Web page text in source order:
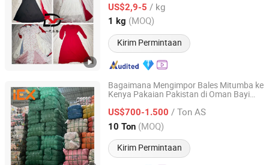
US$2,9-5 / kg
1 kg (MOQ)
Kirim Permintaan
Sichuan, China Harga mulai 2024
Bagaimana Mengimpor Bales Mitumba ke
Kenya Pakaian Pakistan di Oman Bayi
US$700-1.500 / Ton AS
10 Ton (MOQ)
Kirim Permintaan
Guangdong Hissen Resources Recycling Co., Ltd.
Guangdong, China Harga mulai 2023